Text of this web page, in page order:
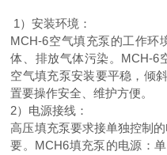
1）安装环境：
MCH-6空气填充泵的工作环
体、排放气体污染。MCH-6
空气填充泵安装要平稳，倾
置要操作安全、维护方便。
2）电源接线：
高压填充泵要求接单独控制
要。MCH6填充泵的电源：